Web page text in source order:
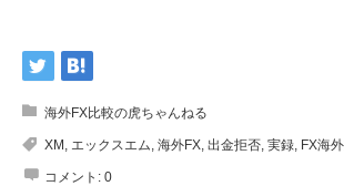
海外FX比較の虎ちゃんねる
XM , エックスエム, 海外FX, 出金拒否, 実録, FX海
コメント: 0